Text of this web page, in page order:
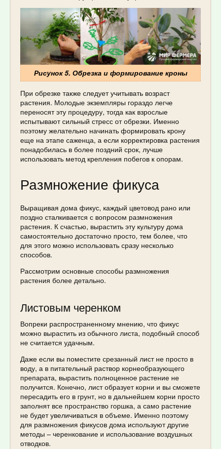
Рисунок 5. Обрезка и формирование кроны
При обрезке также следует учитывать возраст
растения. Молодые экземпляры гораздо легче
переносят эту процедуру, тогда как взрослые
испытывают сильный стресс от обрезки. Именно
поэтому желательно начинать формировать крону
еще на этапе саженца, а если корректировка растения
понадобилась в более поздний срок, лучше
использовать метод крепления побегов к опорам.
Размножение фикуса
Выращивая дома фикус, каждый цветовод рано или
поздно сталкивается с вопросом размножения
растения. К счастью, вырастить эту культуру дома
самостоятельно достаточно просто, тем более, что
для этого можно использовать сразу несколько
способов.
Рассмотрим основные способы размножения
растения более детально.
Листовым черенком
Вопреки распространенному мнению, что фикус
можно вырастить из обычного листа, подобный способ
не считается удачным.
Даже если вы поместите срезанный лист не просто в
воду, а в питательный раствор корнеобразующего
препарата, вырастить полноценное растение не
получится. Конечно, лист образует корни и вы сможете
пересадить его в грунт, но в дальнейшем корни просто
заполнят все пространство горшка, а само растение
не будет увеличиваться в объеме. Именно поэтому
для размножения фикусов дома используют другие
методы – черенкование и использование воздушных
отводков.